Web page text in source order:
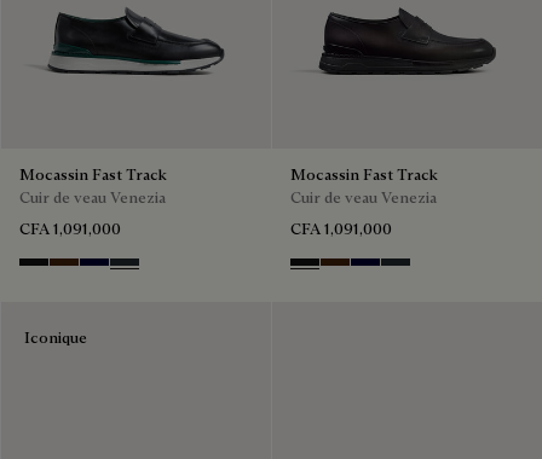
Mocassin Fast Track
Cuir de veau Venezia
CFA 1,091,000
Nero Grigio
Marrone Intenso
Nero BluNero Fume
Mocassin Fast Track
Cuir de veau Venezia
CFA 1,091,000
Nero Grigio
Marrone Intenso
Nero BluNero Fume
Iconique